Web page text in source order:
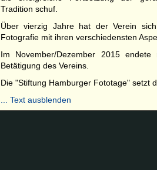
Tradition schuf.
Über vierzig Jahre hat der Verein
Fotografie mit ihren verschiedensten
Im November/Dezember 2015
Betätigung des Vereins.
Die "Stiftung Hamburger Fototage" setzt
... Text ausblenden